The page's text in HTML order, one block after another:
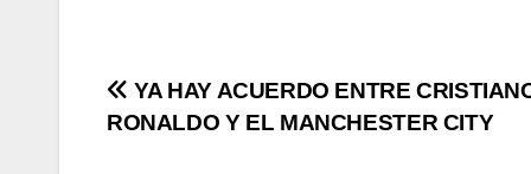
YA HAY ACUERDO ENTRE
RONALDO Y EL MANCHESTER CITY